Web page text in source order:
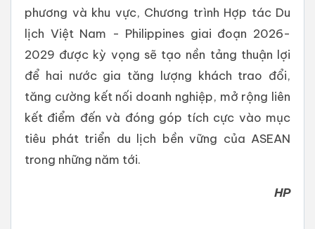
phương và khu vực, Chương trình Hợp tác Du
lịch Việt Nam - Philippines giai đoạn 2026-
2029 được kỳ vọng sẽ tạo nền tảng thuận lợi
để hai nước gia tăng lượng khách trao đổi,
tăng cường kết nối doanh nghiệp, mở rộng liên
kết điểm đến và đóng góp tích cực vào mục
tiêu phát triển du lịch bền vững của ASEAN
trong những năm tới.
HP